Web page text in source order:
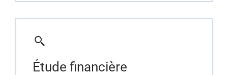
Étude financière